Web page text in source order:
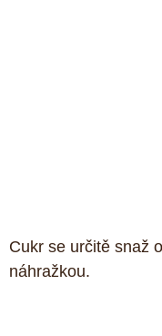
Cukr se určitě snaž
náhražkou.